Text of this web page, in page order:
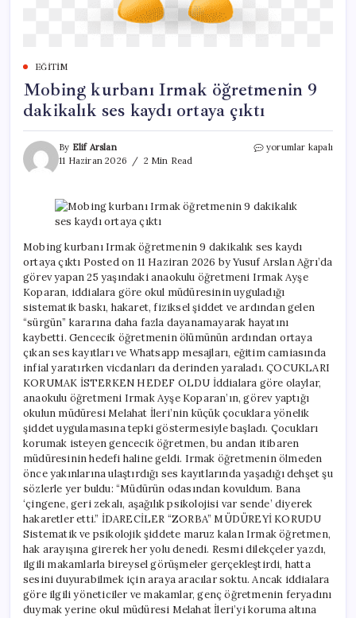
EĞITIM
Mobing kurbanı Irmak öğretmenin 9
dakikalık ses kaydı ortaya çıktı
By Elif Arslan
11 Haziran 2026
2 Min Read
Mobing
9
dakikalık
kaydı
ortaya
çıktı
için
yorumlar kapalı
Mobing kurbanı Irmak öğretmenin 9 dakikalık ses kaydı
ortaya çıktı Posted on 11 Haziran 2026 by Yusuf Arslan Ağrı’da
görev yapan 25 yaşındaki anaokulu öğretmeni Irmak Ayşe
Koparan, iddialara göre okul müdüresinin uyguladığı
sistematik baskı, hakaret, fiziksel şiddet ve ardından gelen
“sürgün” kararına daha fazla dayanamayarak hayatını
kaybetti. Gencecik öğretmenin ölümünün ardından ortaya
çıkan ses kayıtları ve Whatsapp mesajları, eğitim camiasında
infial yaratırken vicdanları da derinden yaraladı. ÇOCUKLARI
KORUMAK İSTERKEN HEDEF OLDU İddialara göre olaylar,
anaokulu öğretmeni Irmak Ayşe Koparan’ın, görev yaptığı
okulun müdüresi Melahat İleri’nin küçük çocuklara yönelik
şiddet uygulamasına tepki göstermesiyle başladı. Çocukları
korumak isteyen gencecik öğretmen, bu andan itibaren
müdüresinin hedefi haline geldi. Irmak öğretmenin ölmeden
önce yakınlarına ulaştırdığı ses kayıtlarında yaşadığı dehşet şu
sözlerle yer buldu: “Müdürün odasından kovuldum. Bana
‘çingene, geri zekalı, aşağılık psikolojisi var sende’ diyerek
hakaretler etti.” İDARECİLER “ZORBA” MÜDÜREYİ KORUDU
Sistematik ve psikolojik şiddete maruz kalan Irmak öğretmen,
hak arayışına girerek her yolu denedi. Resmi dilekçeler yazdı,
ilgili makamlarla bireysel görüşmeler gerçekleştirdi, hatta
sesini duyurabilmek için araya aracılar soktu. Ancak iddialara
göre ilgili yöneticiler ve makamlar, genç öğretmenin feryadını
duymak yerine okul müdüresi Melahat İleri’yi koruma altına